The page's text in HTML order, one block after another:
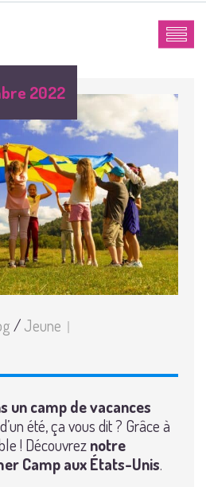
2022
/Jeune
un camp de vacances
été, ça vous dit ? Grâce à
! Découvreznotre
Camp aux États-Unis.